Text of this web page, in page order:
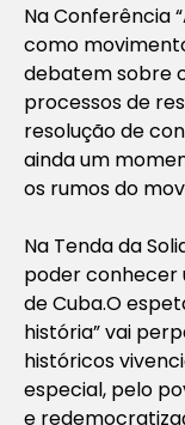
Na Conferência
como
debatem sobre
processos de
resolução de
ainda um
os rumos do
Na Tenda da
poder conhecer
de Cuba.O
história” vai
históricos
especial, pelo
e